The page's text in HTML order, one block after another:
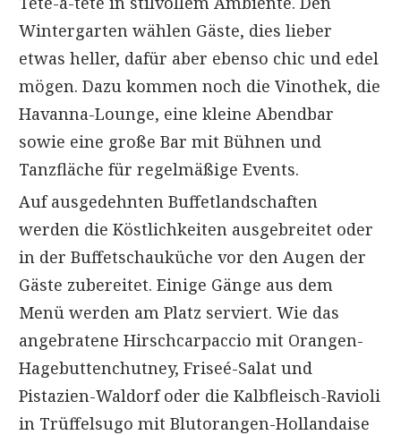
Wintergarten wählen Gäste, dies lieber
etwas heller, dafür aber ebenso chic und edel
mögen. Dazu kommen noch die Vinothek, die
Havanna-Lounge, eine kleine Abendbar
sowie eine große Bar mit Bühnen und
Tanzfläche für regelmäßige Events.
Auf ausgedehnten Buffetlandschaften
werden die Köstlichkeiten ausgebreitet oder
in der Buffetschauküche vor den Augen der
Gäste zubereitet. Einige Gänge aus dem
Menü werden am Platz serviert. Wie das
angebratene Hirschcarpaccio mit Orangen-
Hagebuttenchutney, Friseé-Salat und
Pistazien-Waldorf oder die Kalbfleisch-Ravioli
in Trüffelsugo mit Blutorangen-Hollandaise